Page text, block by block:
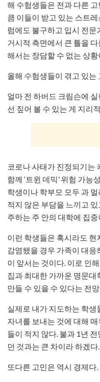
해 수험생들은 전과 다른
큼 이들이 받고 있는 스트
럼에도 불구하고 입시 전문
거시적 측면에서 큰 틀을
해서는 장담할 수 없는 상
올해 수험생들이 겪고 있는
얼마 전 하버드 크림슨에
선 짚어 볼 수 있는 게 지리
코로나 사태가 진정되기는
함께 ‘트윈 데믹’ 위험 가능
학생이나 학부모 모두 과
적지 않은 부담을 느끼고
주하는 주 안의 대학에 집
이런 학생들은 혹시라도
감염됐을 경우 가족이 대응
이 앞서는 것이다. 이로 인
집과 최대한 가까운 명문
만들 수 있을 수 있다는 전
실제로 내가 지도하는 학
자녀를 보내는 것에 대해
들이 적지 않다. 불과 1년
던 것과는 큰 차이라 하겠다.
또다른 고민은 역시 경제다.